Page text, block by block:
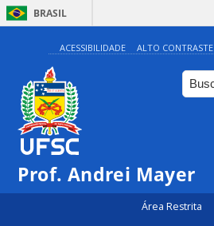
BRASIL
ACESSIBILIDADE ALTO CONTRASTE
Prof. Andrei Mayer
Área Restrita